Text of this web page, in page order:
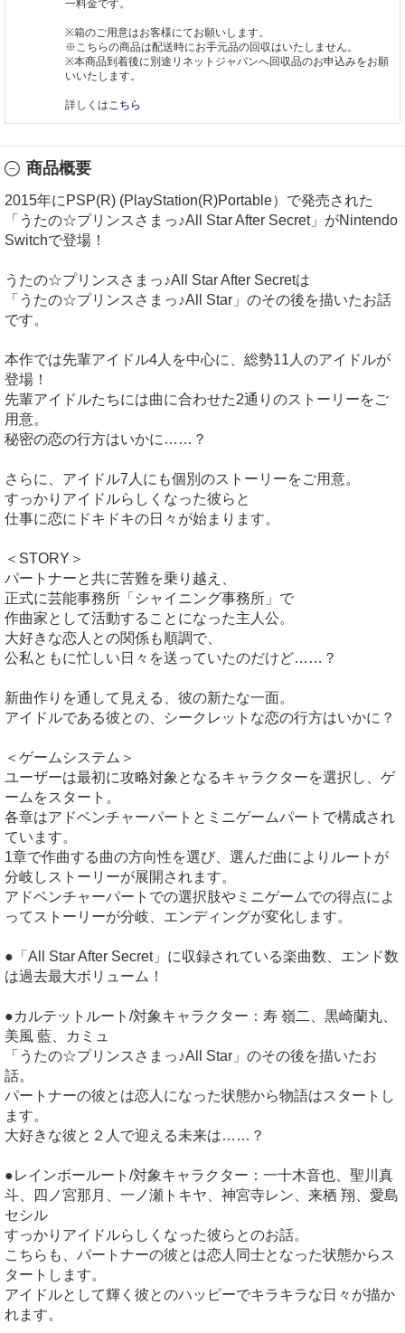
一料金です。
※箱のご用意はお客様にてお願いします。
※こちらの商品は配送時にお手元品の回収はいたしません。
※本商品到着後に別途リネットジャパンへ回収品のお申込みをお願
いいたします。
詳しくはこちら
商品概要
2015年にPSP(R) (PlayStation(R)Portable）で発売された
「うたの☆プリンスさまっ♪All Star After Secret」がNintendo
Switchで登場！
うたの☆プリンスさまっ♪All Star After Secretは
「うたの☆プリンスさまっ♪All Star」のその後を描いたお話
です。
本作では先輩アイドル4人を中心に、総勢11人のアイドルが
登場！
先輩アイドルたちには曲に合わせた2通りのストーリーをご
用意。
秘密の恋の行方はいかに……？
さらに、アイドル7人にも個別のストーリーをご用意。
すっかりアイドルらしくなった彼らと
仕事に恋にドキドキの日々が始まります。
＜STORY＞
パートナーと共に苦難を乗り越え、
正式に芸能事務所「シャイニング事務所」で
作曲家として活動することになった主人公。
大好きな恋人との関係も順調で、
公私ともに忙しい日々を送っていたのだけど……？
新曲作りを通して見える、彼の新たな一面。
アイドルである彼との、シークレットな恋の行方はいかに？
＜ゲームシステム＞
ユーザーは最初に攻略対象となるキャラクターを選択し、ゲ
ームをスタート。
各章はアドベンチャーパートとミニゲームパートで構成され
ています。
1章で作曲する曲の方向性を選び、選んだ曲によりルートが
分岐しストーリーが展開されます。
アドベンチャーパートでの選択肢やミニゲームでの得点によ
ってストーリーが分岐、エンディングが変化します。
●「All Star After Secret」に収録されている楽曲数、エンド数
は過去最大ボリューム！
●カルテットルート/対象キャラクター：寿 嶺二、黒崎蘭丸、
美風 藍、カミュ
「うたの☆プリンスさまっ♪All Star」のその後を描いたお
話。
パートナーの彼とは恋人になった状態から物語はスタートし
ます。
大好きな彼と２人で迎える未来は……？
●レインボールート/対象キャラクター：一十木音也、聖川真
斗、四ノ宮那月、一ノ瀬トキヤ、神宮寺レン、来栖 翔、愛島
セシル
すっかりアイドルらしくなった彼らとのお話。
こちらも、パートナーの彼とは恋人同士となった状態からス
タートします。
アイドルとして輝く彼とのハッピーでキラキラな日々が描か
れます。